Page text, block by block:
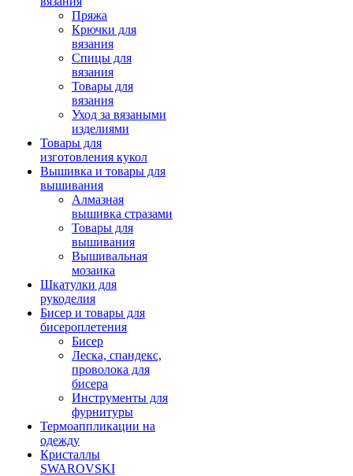
Пряжа
Крючки для
вязания
Спицы для
вязания
Товары для
вязания
Уход за вязаными
изделиями
Товары для
изготовления кукол
Вышивка и товары для
вышивания
Алмазная
вышивка стразами
Товары для
вышивания
Вышивальная
мозаика
Шкатулки для
рукоделия
Бисер и товары для
бисероплетения
Бисер
Леска, спандекс,
проволока для
бисера
Инструменты для
фурнитуры
Термоаппликации на
одежду
Кристаллы
SWAROVSKI